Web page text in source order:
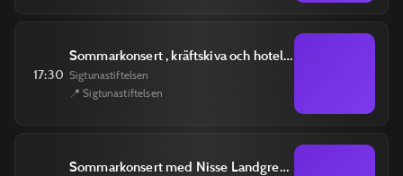
17:30
Sommarkonsert , kräftskiva och hotellövernattning
Sigtunastiftelsen
📍 Sigtunastiftelsen
Sommarkonsert med Nisse Landgren Trio & Ida Sand